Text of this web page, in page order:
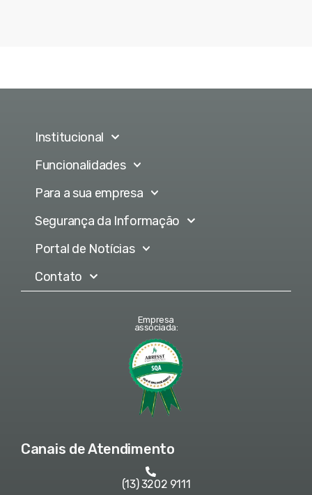
Institucional
Funcionalidades
Para a sua empresa
Segurança da Informação
Portal de Notícias
Contato
Empresa
associada:
Canais de Atendimento
(13) 3202 9111